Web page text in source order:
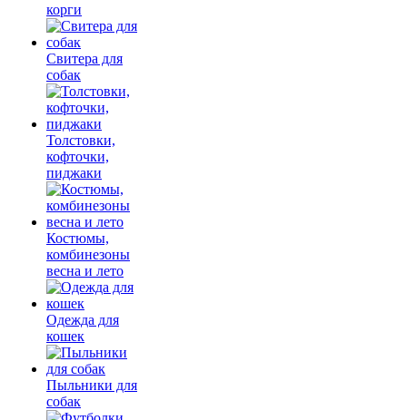
корги
Свитера для
собак
Толстовки,
кофточки,
пиджаки
Костюмы,
комбинезоны
весна и лето
Одежда для
кошек
Пыльники для
собак